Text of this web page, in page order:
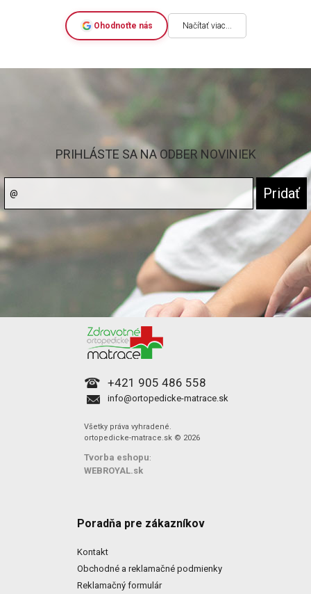
Ohodnoťte nás Načítať viac...
PRIHLÁSTE SA NA ODBER NOVINIEK
+421 905 486 558
info@ortopedicke-matrace.sk
Všetky práva vyhradené.
ortopedicke-matrace.sk © 2026
Tvorba eshopu:
WEBROYAL.sk
Poradňa pre zákazníkov
Kontakt
Obchodné a reklamačné podmienky
Reklamačný formulár